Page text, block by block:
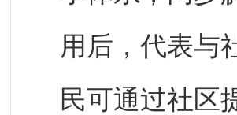
用后，代表与
民可通过社区